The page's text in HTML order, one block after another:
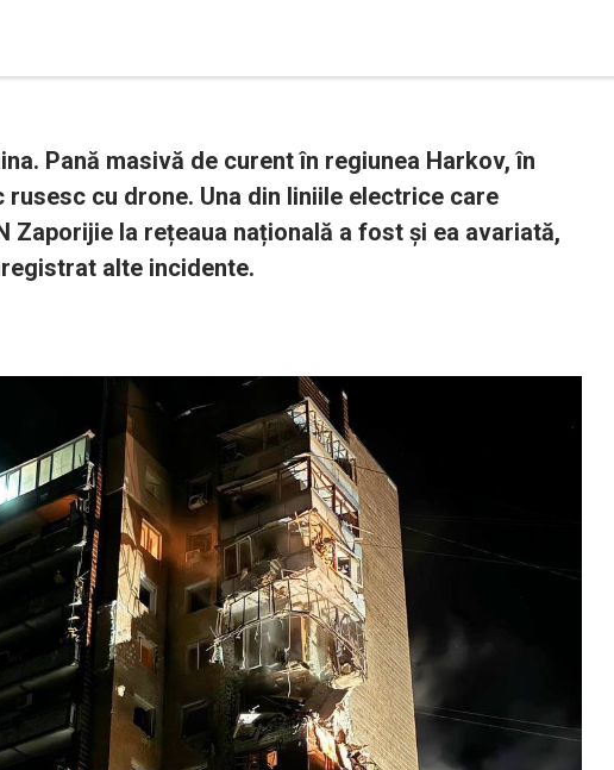
Pană masivă de curent în regiunea Harkov, în
rusesc cu drone. Una din liniile electrice care
Zaporijie la rețeaua națională a fost și ea avariată,
alte incidente.